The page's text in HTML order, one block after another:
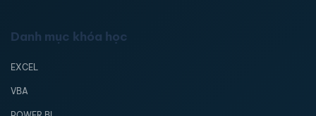
Danh mục khóa học
EXCEL
VBA